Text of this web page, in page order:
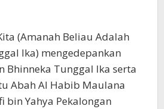
(Amanah Beliau Adalah
Ika) mengedepankan
Bhinneka Tunggal Ika serta
Abah Al Habib Maulana
Yahya Pekalongan